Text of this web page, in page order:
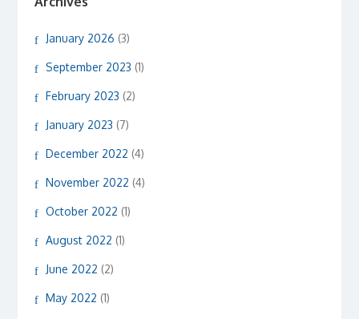
January 2026 (3)
September 2023 (1)
February 2023 (2)
January 2023 (7)
December 2022 (4)
November 2022 (4)
October 2022 (1)
August 2022 (1)
June 2022 (2)
May 2022 (1)